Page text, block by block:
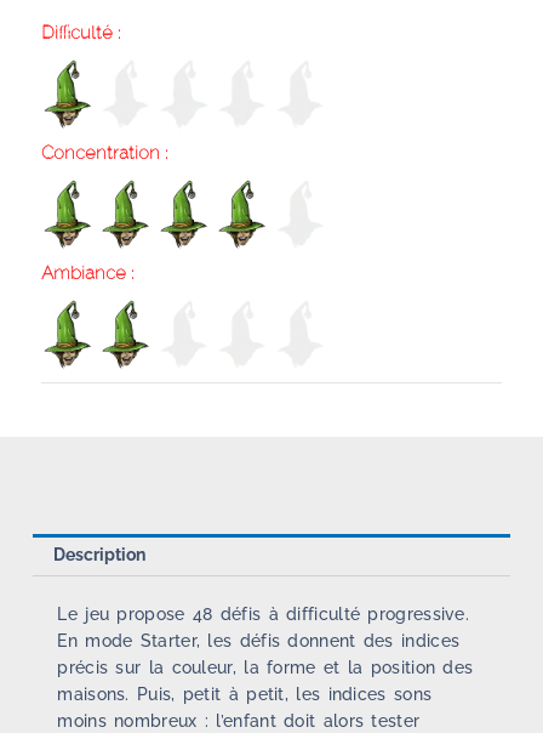
Difficulté :
Concentration :
Ambiance :
Description
Le jeu propose 48 défis à difficulté progressive.
En mode Starter, les défis donnent des indices
précis sur la couleur, la forme et la position des
maisons. Puis, petit à petit, les indices sons
moins nombreux : l’enfant doit alors tester